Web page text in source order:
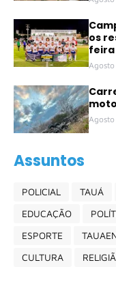
os
Assuntos
POLICIAL TAUÁ
EDUCAÇÃO
ESPORTE
CULTURA